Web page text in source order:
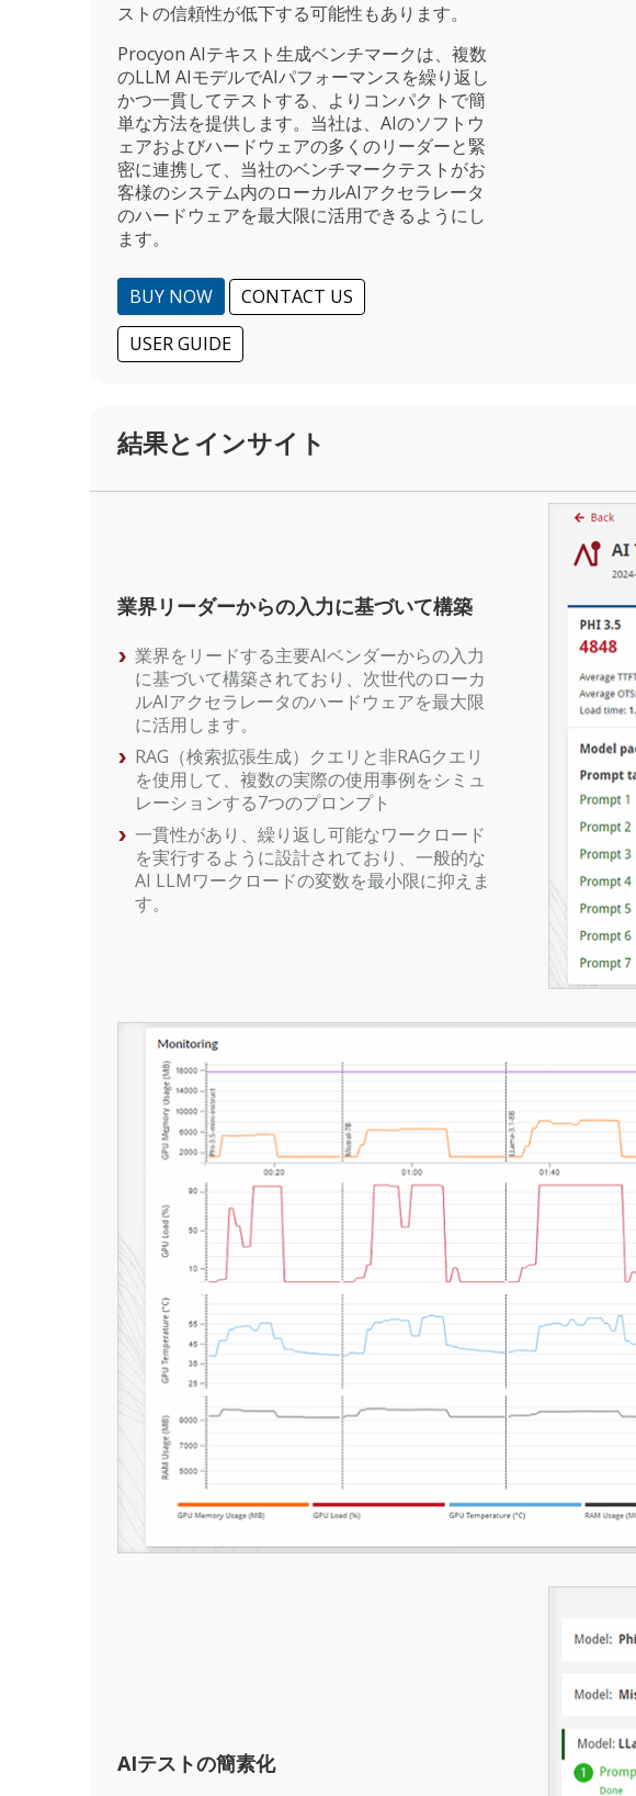
ストの信頼性が低下する可能性もあります。
Procyon AIテキスト生成ベンチマークは、複数
のLLM AIモデルでAIパフォーマンスを繰り返し
かつ一貫してテストする、よりコンパクトで簡
単な方法を提供します。当社は、AIのソフトウ
ェアおよびハードウェアの多くのリーダーと緊
密に連携して、当社のベンチマークテストがお
客様のシステム内のローカルAIアクセラレータ
のハードウェアを最大限に活用できるようにし
ます。
BUY NOW
CONTACT US
USER GUIDE
結果とインサイト
業界リーダーからの入力に基づいて構築
業界をリードする主要AIベンダーからの入力
に基づいて構築されており、次世代のローカ
ルAIアクセラレータのハードウェアを最大限
に活用します。
RAG（検索拡張生成）クエリと非RAGクエリ
を使用して、複数の実際の使用事例をシミュ
レーションする7つのプロンプト
一貫性があり、繰り返し可能なワークロード
を実行するように設計されており、一般的な
AI LLMワークロードの変数を最小限に抑えま
す。
AIテストの簡素化